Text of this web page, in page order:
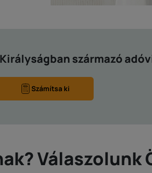
származó
Számítsa ki
Válaszolunk